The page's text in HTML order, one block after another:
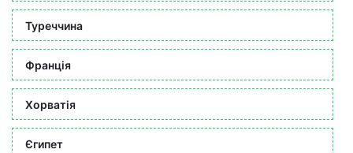
Туреччина
Франція
Хорватія
Єгипет